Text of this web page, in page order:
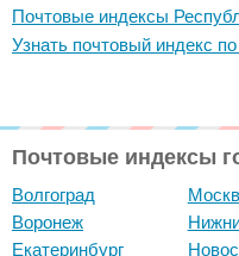
Почтовые индексы
Узнать почтовый индекс
Почтовые индексы
Волгоград
Воронеж
Екатеринбург